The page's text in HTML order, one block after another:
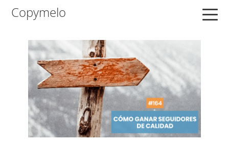
Saltar
navegación
principal
Saltar
contenido
principal
Saltar
principal
Copymelo